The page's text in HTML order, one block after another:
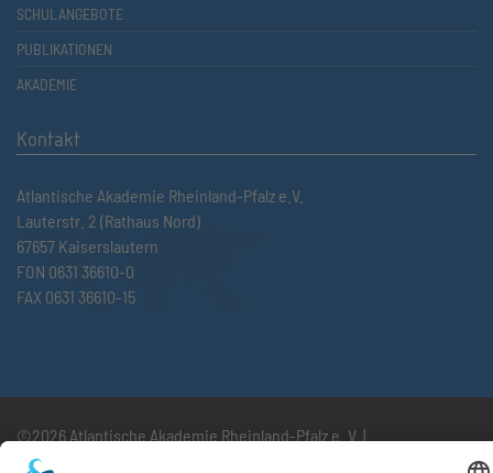
SCHULANGEBOTE
PUBLIKATIONEN
AKADEMIE
Kontakt
Atlantische Akademie Rheinland-Pfalz e.V.
Lauterstr. 2 (Rathaus Nord)
67657 Kaiserslautern
FON 0631 36610-0
FAX 0631 36610-15
©2026 Atlantische Akademie Rheinland-Pfalz e. V. |
Impressum